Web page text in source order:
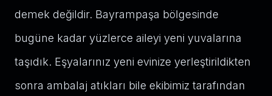
demek değildir. Bayrampaşa bölgesinde
bugüne kadar yüzlerce aileyi yeni yuvalarına
taşıdık. Eşyalarınız yeni evinize yerleştirildikten
sonra ambalaj atıkları bile ekibimiz tarafından